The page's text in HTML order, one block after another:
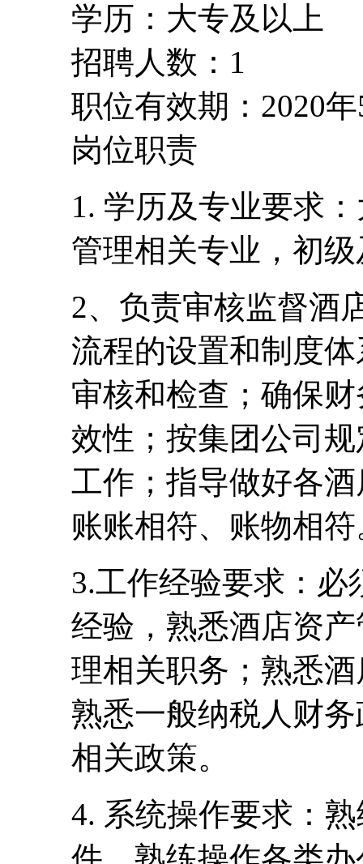
学历：大专及以上
招聘人数：1
职位有效期：2020
岗位职责
1. 学历及专业要求
管理相关专业，初
2、负责审核监督酒
流程的设置和制度
审核和检查；确保
效性；按集团公司
工作；指导做好各
账账相符、账物相符
3.工作经验要求：必
经验，熟悉酒店资
理相关职务；熟悉
熟悉一般纳税人财
相关政策。
4. 系统操作要求：